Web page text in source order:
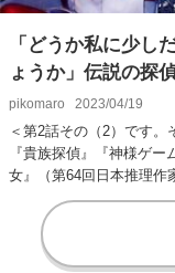
「どうか私に少し
ょうか」伝説の探
pikomaro
2023/04/19
＜第2話その（2）です。
『貴族探偵』『神様ゲ
女』（第64回日本推理作
賞）を、pik…